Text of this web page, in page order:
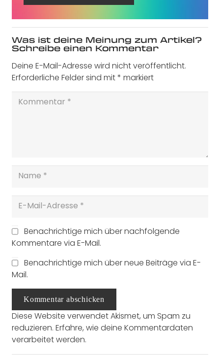
Was ist deine Meinung zum Artikel?
Schreibe einen Kommentar
Deine E-Mail-Adresse wird nicht veröffentlicht.
Erforderliche Felder sind mit* markiert
Benachrichtige mich über nachfolgende
Kommentare via E-Mail.
Benachrichtige mich über neue Beiträge via E-
Mail.
Kommentar abschicken
Diese Website verwendet Akismet, um Spam zu
reduzieren. Erfahre, wie deine Kommentardaten
verarbeitet werden.